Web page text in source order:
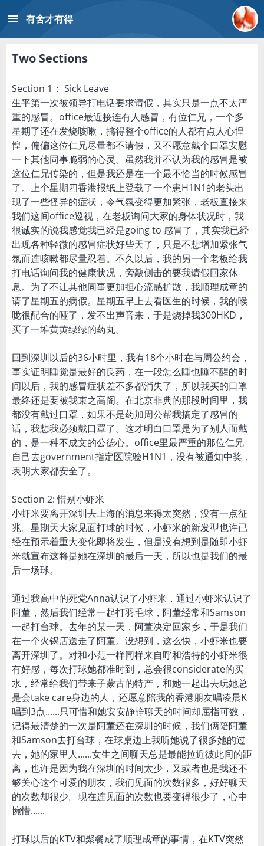
menu 有舍才有得
Two Sections
Section 1： Sick Leave
生平第一次被领导打电话要求请假，其实只是一点不太严
重的感冒。office最近接连有人感冒，有位仁兄，一个多
星期了还在发烧咳嗽，搞得整个office的人都有点人心惶
惶，偏偏这位仁兄尽量都不请假，又不愿意戴个口罩安慰
一下其他同事脆弱的心灵。虽然我并不认为我的感冒是被
这位仁兄传染的，但是我还是在一个最不恰当的时候感冒
了。上个星期四香港报纸上登载了一个患H1N1的老头出
现了一些怪异的症状，令气氛变得更加紧张，老板直接来
我们这间office巡视，在老板询问大家的身体状况时，我
很诚实的说我感觉我已经是going to 感冒了，其实我已经
出现各种轻微的感冒症状好些天了，只是不想增加紧张气
氛而连咳嗽都尽量忍着。不久以后，我的另一个老板给我
打电话询问我的健康状况，旁敲侧击的要我请假回家休
息。为了不让其他同事更加担心流感扩散，我顺理成章的
请了星期五的病假。星期五早上去看医生的时候，我的喉
咙很配合的哑了，发不出声音来，于是烧掉我300HKD，
买了一堆黄黄绿绿的药丸。
回到深圳以后的36小时里，我有18个小时在与周公约会，
事实证明睡觉是最好的良药，在一段怎么睡也睡不醒的时
间以后，我的感冒症状差不多都消失了，所以我买的口罩
最终还是要被我束之高阁。在北京非典的那段时间里，我
都没有戴过口罩，如果不是药加周公帮我搞定了感冒的
话，我想我必须戴口罩了。这才明白口罩是为了别人而戴
的，是一种不成文的公德心。office里最严重的那位仁兄
自己去government指定医院验H1N1，没有被通知中奖，
表明大家都安全了。
Section 2: 惜别小虾米
小虾米要离开深圳去上海的消息来得太突然，没有一点征
兆。星期天大家见面打球的时候，小虾米的新发型也许已
经在预示着重大变化即将发生，但是没有想到是随即小虾
米就宣布这将是她在深圳的最后一天，所以也是我们的最
后一场球。
通过我高中的死党Anna认识了小虾米，通过小虾米认识了
阿董，然后我们经常一起打羽毛球，阿董经常和Samson
一起打台球。去年的某一天，阿董决定回家乡，于是我们
在一个火锅店送走了阿董。没想到，这么快，小虾米也要
离开深圳了。对和小范一样同样来自呼和浩特的小虾米很
有好感，每次打球她都准时到，总会很considerate的买
水，经常给我们带来子蒙古的特产，和她一起出去玩她总
是会take care身边的人，还愿意陪我的香港朋友唱凌晨K
唱到3点......只可惜和她安安静静聊天的时间却屈指可数，
记得最清楚的一次是阿董还在深圳的时候，我们俩陪阿董
和Samson去打台球，在球桌边上我听她说了很多她的过
去，她的家里人......女生之间聊天总是最能拉近彼此间的距
离，也许是因为我在深圳的时间太少，又或者也是我还不
够关心这个可爱的朋友，我们见面的次数很多，好好聊天
的次数却很少。现在连见面的次数也要变得很少了，心中
惋惜......
打球以后的KTV和聚餐成了顺理成章的事情，在KTV突然